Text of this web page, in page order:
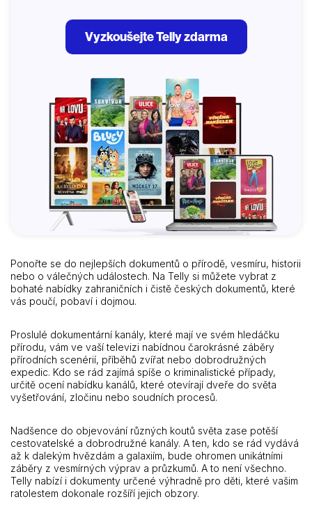
Vyzkoušejte Telly zdarma
Ponořte se do nejlepších dokumentů o přírodě, vesmíru, historii
nebo o válečných událostech. Na Telly si můžete vybrat z
bohaté nabídky zahraničních i čistě českých dokumentů, které
vás poučí, pobaví i dojmou.
Proslulé dokumentární kanály, které mají ve svém hledáčku
přírodu, vám ve vaší televizi nabídnou čarokrásné záběry
přírodních scenérií, příběhů zvířat nebo dobrodružných
expedic. Kdo se rád zajímá spíše o kriminalistické případy,
určitě ocení nabídku kanálů, které otevírají dveře do světa
vyšetřování, zločinu nebo soudních procesů.
Nadšence do objevování různých koutů světa zase potěší
cestovatelské a dobrodružné kanály. A ten, kdo se rád vydává
až k dalekým hvězdám a galaxiím, bude ohromen unikátními
záběry z vesmírných výprav a průzkumů. A to není všechno.
Telly nabízí i dokumenty určené výhradně pro děti, které vašim
ratolestem dokonale rozšíří jejich obzory.